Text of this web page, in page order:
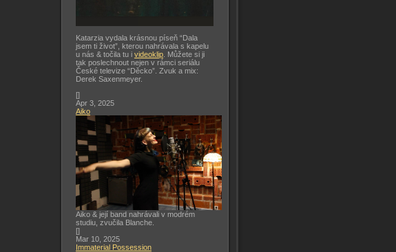
Katarzia vydala krásnou píseň “Dala
jsem ti život”, kterou nahrávala s kapelu
u nás & točila tu i videoklip . Můžete si ji
tak poslechnout nejen v rámci seriálu
České televize “Děcko”. Zvuk a mix:
Derek Saxenmeyer.
[]
Apr 3, 2025
Aiko
Aiko & její band nahrávali v modrém
studiu, zvučila Blanche.
[]
Mar 10, 2025
Immaterial Possession